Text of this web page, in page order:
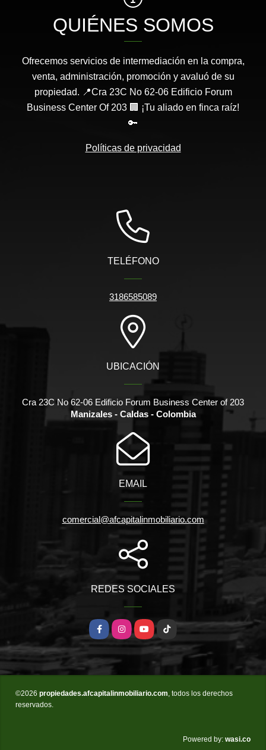
QUIÉNES SOMOS
Ofrecemos servicios de intermediación en la compra,
venta, administración, promoción y avaluó de su
propiedad. 📍Cra 23C No 62-06 Edificio Forum
Business Center Of 203 🏢 ¡Tu aliado en finca raíz!
🔑
Políticas de privacidad
TELÉFONO
3186585089
UBICACIÓN
Cra 23C No 62-06 Edificio Forum Business Center of 203
Manizales - Caldas - Colombia
EMAIL
comercial@afcapitalinmobiliario.com
REDES SOCIALES
FacebookInstagramYouTubeTikTok
©2026 propiedades.afcapitalinmobiliario.com, todos los derechos
reservados.
Powered by: wasi.co